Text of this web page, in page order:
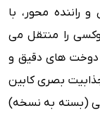
راننده محور، با
را منتقل می
دوخت های دقیق و
بصری کابین
صفحه نمایش ۸.۸ یا ۱۰.۲۵ اینچی (بسته به نسخه)